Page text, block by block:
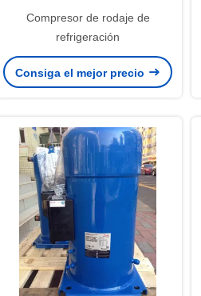
Compresor de rodaje de
refrigeración
Consiga el mejor precio